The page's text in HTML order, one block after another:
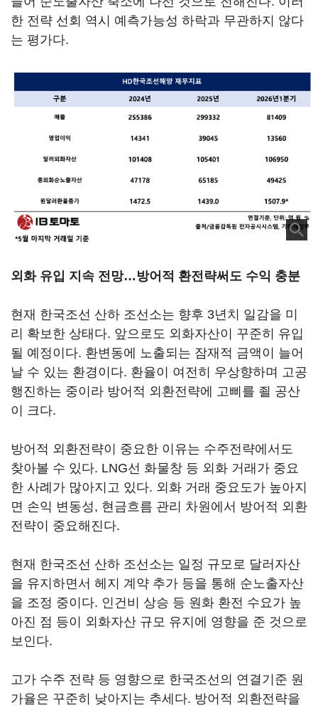
한 전략 선회 역시 예측가능성 하락과 무관하지 않다
는 평가다.
외화 유입 지속 전망…방어적 환전략써도 수익 충분
현재 한국조선 산하 조선소는 향후 3년치 일감을 미
리 확보한 상태다. 앞으로도 외화자산이 꾸준히 유입
될 예정이다. 환변동에 노출되는 잠재적 금액이 늘어
날 수 있는 환경이다. 환율이 여전히 우상향하며 고공
행진하는 중이라 방어적 외환전략에 고삐를 죌 공산
이 크다.
방어적 외환전략이 중요한 이유는 수주전략에서도
찾아볼 수 있다. LNG선 화물창 등 외화 거래가 중요
한 사례가 많아지고 있다. 외화 거래 중요도가 높아지
면 손익 변동성, 현금흐름 관리 차원에서 방어적 외환
전략이 중요해진다.
현재 한국조선 산하 조선소는 일정 규모로 달러자산
을 유지하면서 헤지 계약 추가 등을 통해 순노출자산
을 조정 중이다. 인건비 상승 등 원화 환전 수요가 높
아진 점 등이 외화자산 규모 유지에 영향을 준 것으로
보인다.
고가 수주 전략 등 영향으로 한국조선의 연결기준 원
가율은 꾸준히 낮아지는 추세다. 방어적 외환전략을